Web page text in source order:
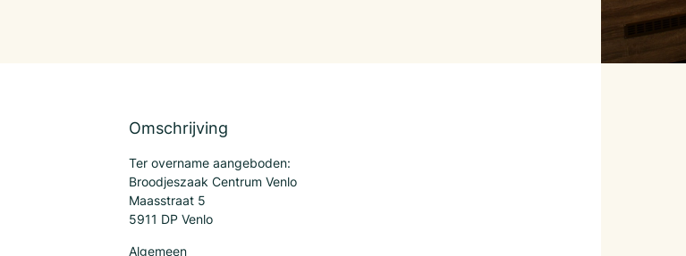
Omschrijving
Ter overname aangeboden:
Broodjeszaak Centrum Venlo
Maasstraat 5
5911 DP Venlo
Algemeen